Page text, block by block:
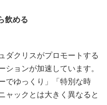
飲める
ダクリスがプロモートする
ョンが加速しています。
でゆっくり」「特別な時
ャックとは大きく異なると